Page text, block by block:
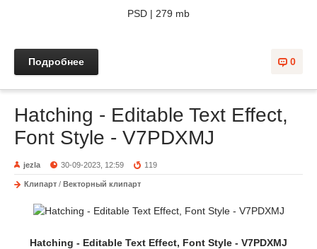
PSD | 279 mb
0
Подробнее
Hatching - Editable Text Effect,
Font Style - V7PDXMJ
jezla 30-09-2023, 12:59 119
Клипарт / Векторный клипарт
Hatching - Editable Text Effect, Font Style - V7PDXMJ